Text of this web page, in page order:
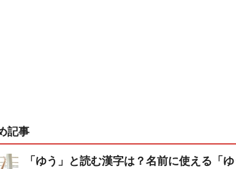
記事
「ゆう」と読む漢字は？名前に使える「